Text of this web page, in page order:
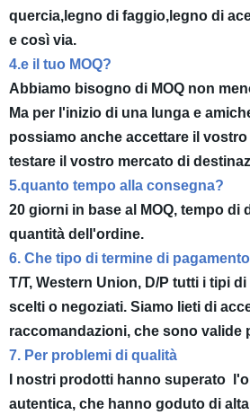
quercia,legno di faggio,legno di
e così via.
4.e il tuo MOQ?
Abbiamo bisogno di MOQ non
Ma per l'inizio di una lunga e
possiamo anche accettare il
testare il vostro mercato di
5.quanto tempo alla consegna?
20 giorni in base al MOQ, tempo di
quantità dell'ordine.
6. Che tipo di termine di
T/T, Western Union, D/P tutti i tipi
scelti o negoziati. Siamo lieti di
raccomandazioni, che sono valide
7. Per problemi di qualità
I nostri prodotti hanno superato
autentica, che hanno goduto di